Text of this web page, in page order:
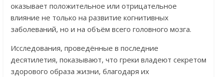
оказывает положительное или отрицательное
влияние не только на развитие когнитивных
заболеваний, но и на объём всего головного мозга.
Исследования, проведённые в последние
десятилетия, показывают, что греки владеют секретом
здорового образа жизни, благодаря их